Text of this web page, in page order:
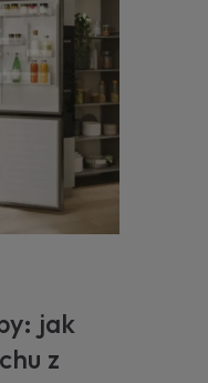
jak
z